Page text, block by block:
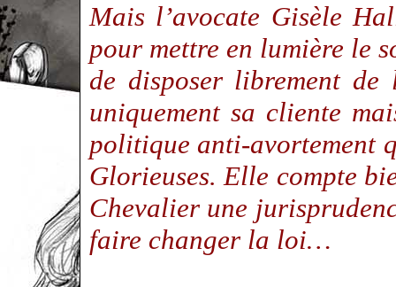
Mais l’avocate Gisèle
pour mettre en lumière le
de disposer librement
uniquement sa cliente
politique anti-avortement
Glorieuses. Elle compte
Chevalier une
faire changer la loi…